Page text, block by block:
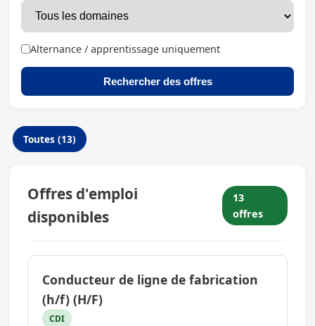
Alternance / apprentissage uniquement
Rechercher des offres
Toutes (13)
Offres d'emploi
disponibles
13
offres
Conducteur de ligne de fabrication
(h/f) (H/F)
CDI